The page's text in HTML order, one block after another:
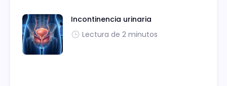
Incontinencia urinaria
Lectura de 2 minutos